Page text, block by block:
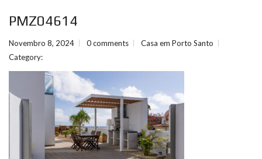
PMZ04614
Novembro 8, 2024 0 comments
Casa em Porto Santo
Category: